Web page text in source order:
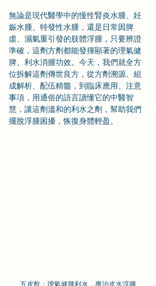
無論是現代醫學中的慢性腎炎水腫、妊
娠水腫、特發性水腫，還是日常因脾
虛、濕氣重引發的肢體浮腫，只要辨證
準確，這劑方劑都能發揮顯著的理氣健
脾、利水消腫功效。今天，我們就全方
位拆解這劑傳世良方，從方劑溯源、組
成解析、配伍精髓，到臨床應用、注意
事項，用通俗的語言讀懂它的中醫智
慧，讓這劑溫和的利水之劑，幫助我們
擺脫浮腫困擾，恢復身體輕盈。
五皮飲：理氣健脾利水，專治皮水浮腫